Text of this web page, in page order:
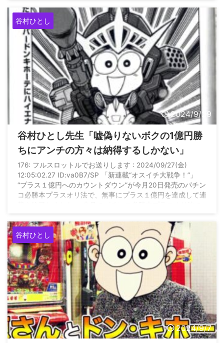
谷村ひとし
2024/9/29
谷村ひとし先生「嘘偽りないボクの1億円勝
ちにアンチの方々は納得するしかない」
176: フルスロットルでお送りします : 2024/09/27(金)
12:05:02.27 ID:va0B7/SP 「新連載“オスイチ大戦争！”」
“プラス１億円へのカウントダウン”が今月20日発売のパチン
コ必勝本プラスオリ法で、無事にプラス１億円を達成して連
チ大戦争”のタイトルで、ボクのオスイチ、お座り一発の秘
訣をひとつひとつ、オリ法や必勝本のライターさんたちに検
証してもらおうと、付録DVDの ...
谷村ひとし
2024/9/7